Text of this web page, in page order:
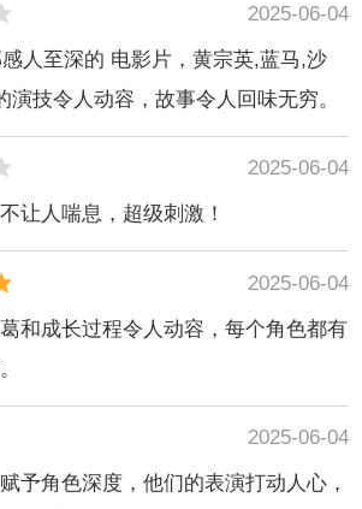
2025-06-04
人至深的 电影片，黄宗英,蓝马,沙
演技令人动容，故事令人回味无穷。
2025-06-04
让人喘息，超级刺激！
2025-06-04
和成长过程令人动容，每个角色都有
2025-06-04
予角色深度，他们的表演打动人心，